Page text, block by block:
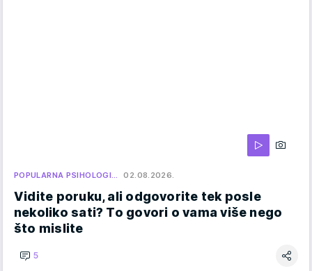
POPULARNA PSIHOLOGI… 02.08.2026.
Vidite poruku, ali odgovorite tek posle
nekoliko sati? To govori o vama više nego
što mislite
5